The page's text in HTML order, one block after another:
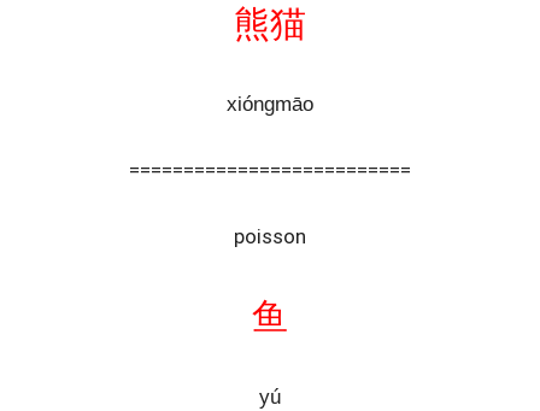
熊猫
xióngmāo
==========================
poisson
鱼
yú